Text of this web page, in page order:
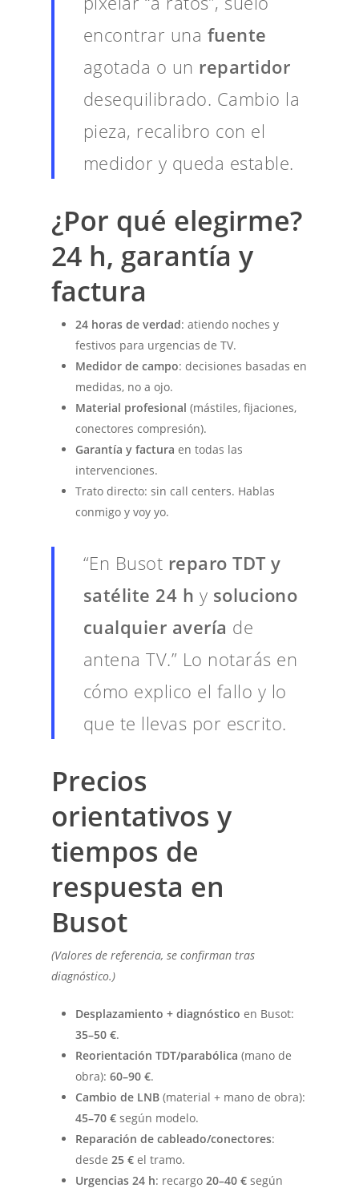
encontrar una fuente
agotada o un repartidor
desequilibrado. Cambio la
pieza, recalibro con el
medidor y queda estable.
¿Por qué elegirme?
24 h, garantía y
factura
24 horas de verdad: atiendo noches y
festivos para urgencias de TV.
Medidor de campo: decisiones basadas en
medidas, no a ojo.
Material profesional (mástiles, fijaciones,
conectores compresión).
Garantía y factura en todas las
intervenciones.
Trato directo: sin call centers. Hablas
conmigo y voy yo.
“En Busot reparo TDT y
satélite 24 h y soluciono
cualquier avería de
antena TV.” Lo notarás en
cómo explico el fallo y lo
que te llevas por escrito.
Precios
orientativos y
tiempos de
respuesta en
Busot
(Valores de referencia, se confirman tras
diagnóstico.)
Desplazamiento + diagnóstico en Busot:
35–50 €.
Reorientación TDT/parabólica (mano de
obra):60–90 €.
Cambio de LNB (material + mano de obra):
45–70 € según modelo.
Reparación de cableado/conectores:
desde25 € el tramo.
Urgencias 24 h: recargo20–40 € según